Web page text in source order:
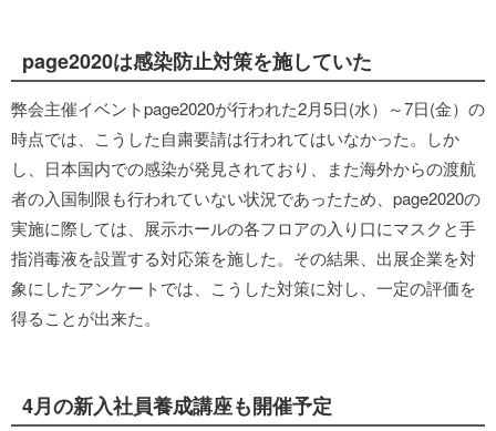
page2020は感染防止対策を施していた
弊会主催イベントpage2020が行われた2月5日(水）～7日(金）の
時点では、こうした自粛要請は行われてはいなかった。しか
し、日本国内での感染が発見されており、また海外からの渡航
者の入国制限も行われていない状況であったため、page2020の
実施に際しては、展示ホールの各フロアの入り口にマスクと手
指消毒液を設置する対応策を施した。その結果、出展企業を対
象にしたアンケートでは、こうした対策に対し、一定の評価を
得ることが出来た。
4月の新入社員養成講座も開催予定